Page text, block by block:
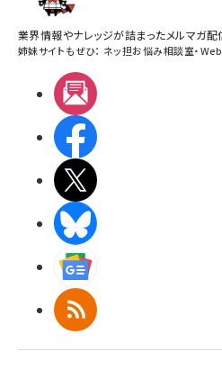
業界情報やナレッジが詰まったメルマガ配
姉妹サイトもぜひ： ネッ担お悩み相談室・
RSS